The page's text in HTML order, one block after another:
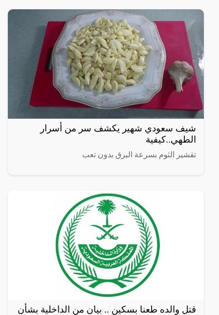
حسب المسميات
شيف سعودي شهير يكشف سر من أسرار
الطهي..كيفية
تقشير الثوم بسرعة البرق بدون تعب
قتل والده طعنا بسكين .. بيان من الداخلية بشأن